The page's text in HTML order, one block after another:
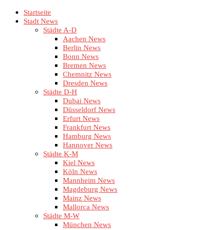
Startseite
Stadt News
Städte A-D
Aachen News
Berlin News
Bonn News
Bremen News
Chemnitz News
Dresden News
Städte D-H
Dubai News
Düsseldorf News
Erfurt News
Frankfurt News
Hamburg News
Hannover News
Städte K-M
Kiel News
Köln News
Mannheim News
Magdeburg News
Mainz News
Mallorca News
Städte M-W
München News